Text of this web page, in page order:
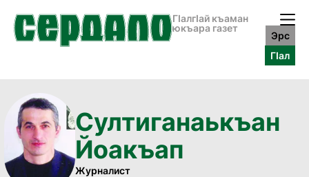
ГӀалгӀай къаман
юкъара газет
Эрс
ГӀал
Султиганаькъан
Йоакъап
Журналист